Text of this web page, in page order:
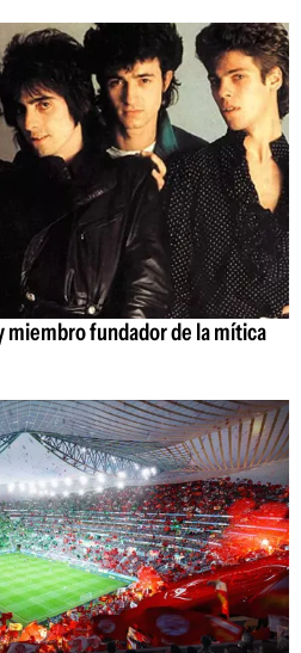
miembro fundador de la mítica